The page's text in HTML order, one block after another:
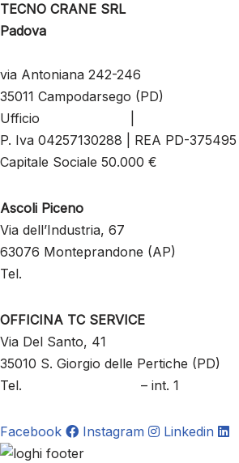
TECNO CRANE SRL
Padova
via Antoniana 242-246
35011 Campodarsego (PD)
Ufficio
P. Iva 04257130288 | REA PD-375495
Capitale Sociale 50.000 €
Ascoli Piceno
Via dell’Industria, 67
63076 Monteprandone (AP)
Tel.
OFFICINA TC SERVICE
Via Del Santo, 41
35010 S. Giorgio delle Pertiche (PD)
Tel.
– int. 1
Facebook Instagram Linkedin